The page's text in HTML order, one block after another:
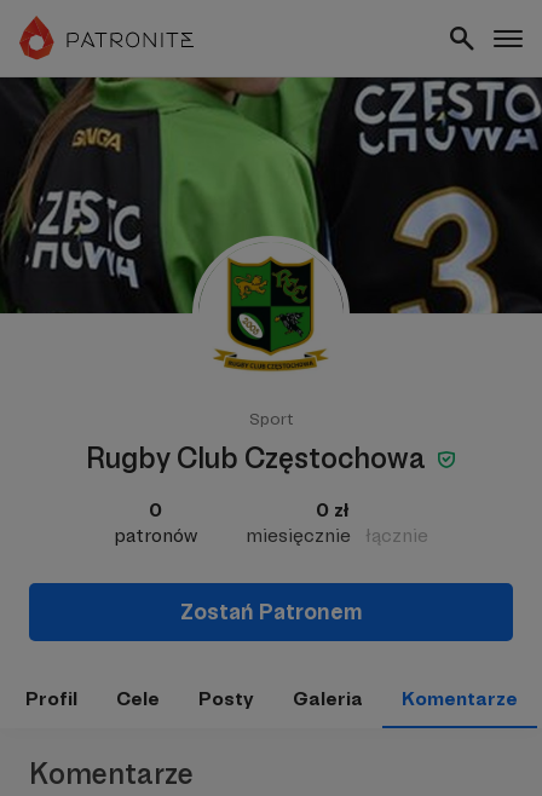
Sport
Rugby Club Częstochowa
0
patronów
0 zł
miesięcznie
łącznie
Zostań Patronem
Profil Cele Posty Galeria Komentarze
Komentarze